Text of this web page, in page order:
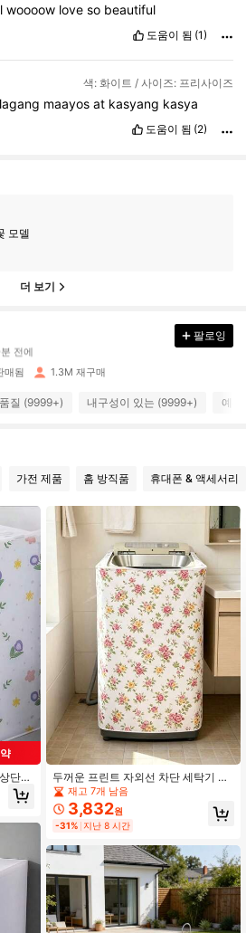
woooow loveso beautiful
도움이 됨 (1)
색: 화이트 / 사이즈: 프리사이즈
maayos at kasyang kasya
도움이 됨 (2)
모델
더 보기
입니다
워
워
로워
워
워
로워
워
워
팔로잉
매됨 1.3M 재구매
질 (9999+) 내구성이 있는 (9999+) 예
가전 제품 홈 방직품 휴대폰 & 액세서리
단
쉬운
털
에 적
두꺼운 프린트 자외선 차단 세탁기 커
버, 가정용 세탁기 드럼 커버 타월, 세
탁기 먼지 커버, 보호 천, 건조기 커버,
재사용 가능한 세탁 볼, 친구와 가족을
위한 선물, 어머니의 날, 발렌타인데이
재고 7개 남음
3,832원
-31% 지난 8 시간